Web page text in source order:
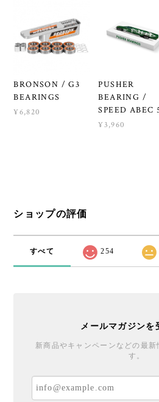
BRONSON / G3
BEARINGS
¥6,820
PUSHER
BEARING /
SPEED ABEC
¥3,960
ショップの評価
すべて 254
メールマガジンを
新商品やキャンペーンなどの最新
す。